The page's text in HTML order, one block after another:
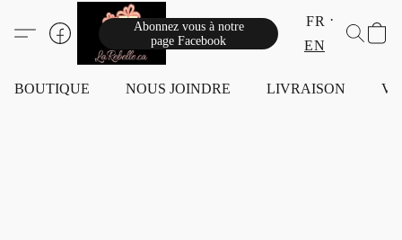
Abonnez vous à notre
page Facebook
FR
EN
BOUTIQUE NOUS JOINDRE LIVRAISON